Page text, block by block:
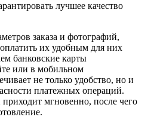
лучшее качество
заказа и фотографий,
их удобным для них
банковские карты
или в мобильном
не только удобство, но и
платежных операций.
мгновенно, после чего